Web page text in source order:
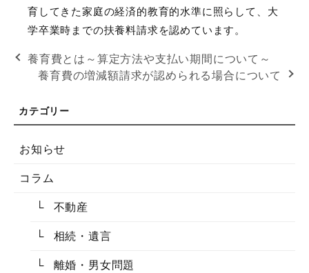
育してきた家庭の経済的教育的水準に照らして、大
学卒業時までの扶養料請求を認めています。
養育費とは～算定方法や支払い期間について～
養育費の増減額請求が認められる場合について
お知らせ
コラム
不動産
相続・遺言
離婚・男女問題